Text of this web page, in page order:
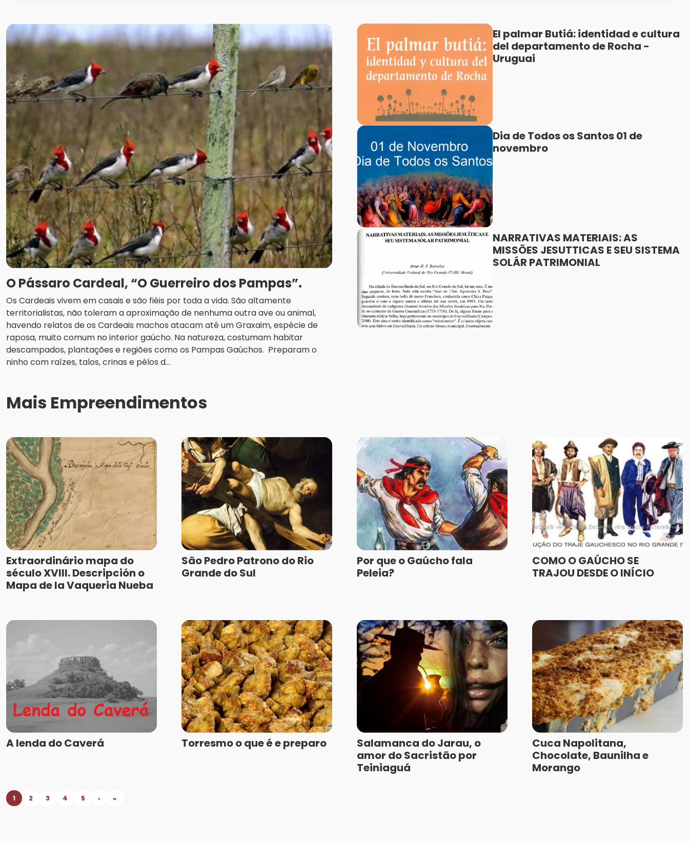
O Pássaro Cardeal, “O Guerreiro dos Pampas”.
Os Cardeais vivem em casais e são fiéis por toda a vida. São altamente
territorialistas, não toleram a aproximação de nenhuma outra ave ou animal,
havendo relatos de os Cardeais machos atacam até um Graxaim, espécie de
raposa, muito comum no interior gaúcho. Na natureza, costumam habitar
descampados, plantações e regiões como os Pampas Gaúchos. Preparam o
ninho com raízes, talos, crinas e pêlos d...
El palmar Butiá: identidad e cultura
del departamento de Rocha -
Uruguai
Dia de Todos os Santos 01 de
novembro
NARRATIVAS MATERIAIS: AS
MISSÕES JESUTTICAS E SEU SISTEMA
SOLÁR PATRIMONIAL
Mais Empreendimentos
Extraordinário mapa do
século XVIII. Descripción o
Mapa de la Vaqueria Nueba
São Pedro Patrono do Rio
Grande do Sul
Por que o Gaúcho fala
Peleia?
COMO O GAÚCHO SE
TRAJOU DESDE O INÍCIO
A lenda do Caverá Torresmo o que é e preparo
Salamanca do Jarau, o
amor do Sacristão por
Teiniaguá
Cuca Napolitana,
Chocolate, Baunilha e
Morango
1 2 3 4 5 › »